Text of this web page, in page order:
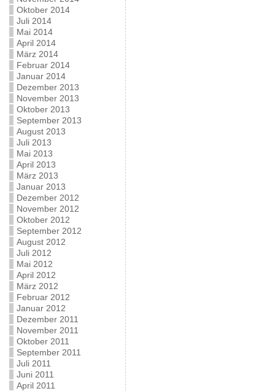
Oktober 2014
Juli 2014
Mai 2014
April 2014
März 2014
Februar 2014
Januar 2014
Dezember 2013
November 2013
Oktober 2013
September 2013
August 2013
Juli 2013
Mai 2013
April 2013
März 2013
Januar 2013
Dezember 2012
November 2012
Oktober 2012
September 2012
August 2012
Juli 2012
Mai 2012
April 2012
März 2012
Februar 2012
Januar 2012
Dezember 2011
November 2011
Oktober 2011
September 2011
Juli 2011
Juni 2011
April 2011